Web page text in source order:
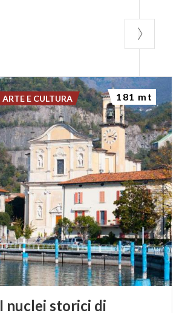
I nuclei storici di
ARTE E CULTURA 181 mt